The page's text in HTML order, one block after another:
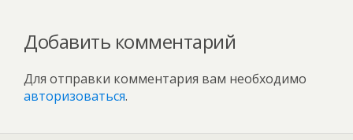
Добавить комментарий
Для отправки комментария вам необходимо
авторизоваться.